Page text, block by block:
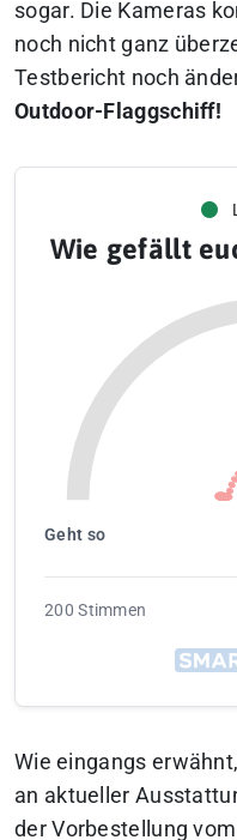
sogar. Die Kameras
noch nicht ganz
Testbericht noch
Outdoor-Flaggschiff!
Wie gefällt
Geht so
200 Stimmen
Wie eingangs
an aktueller
der Vorbestellung